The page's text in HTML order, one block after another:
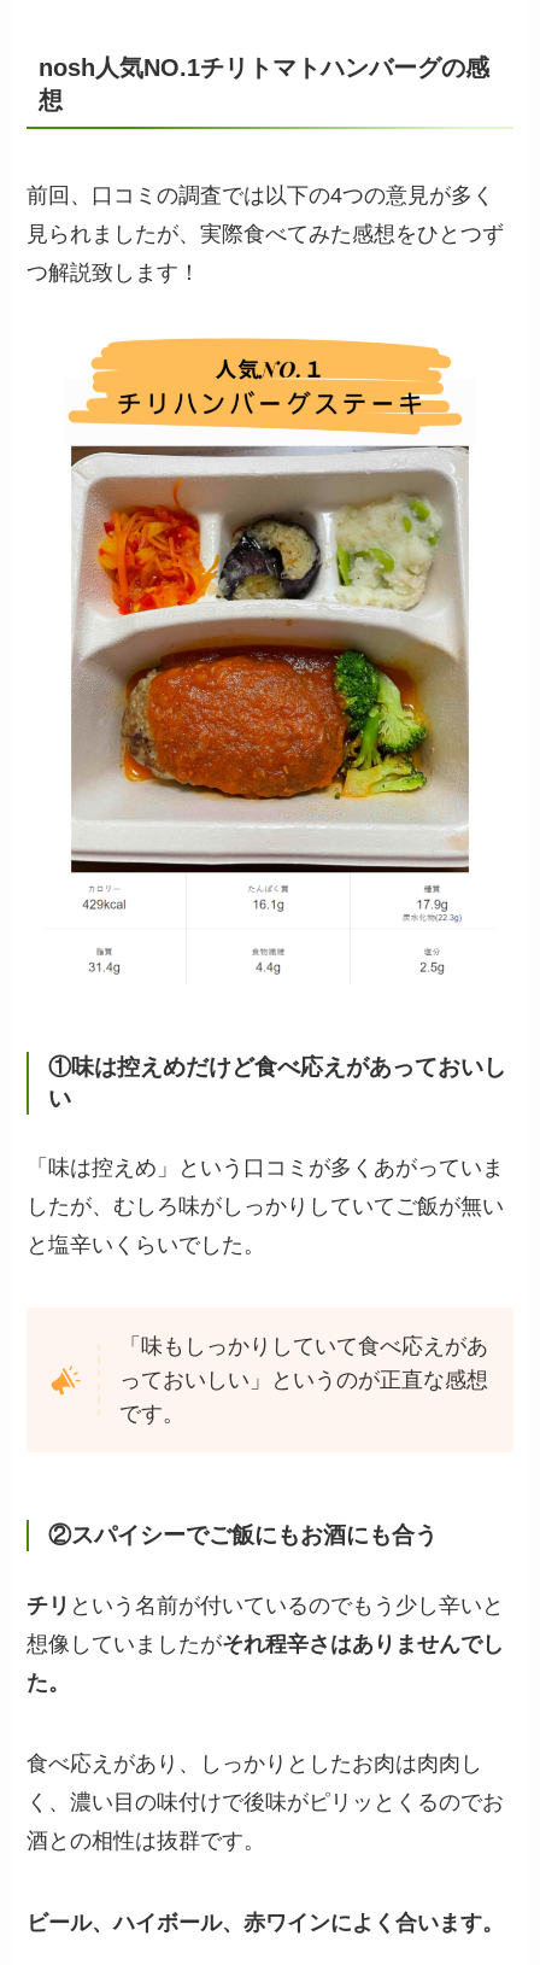
nosh人気NO.1チリトマトハンバーグの感
想
前回、口コミの調査では以下の4つの意見が多く
見られましたが、実際食べてみた感想をひとつず
つ解説致します！
①味は控えめだけど食べ応えがあっておいし
い
「味は控えめ」という口コミが多くあがっていま
したが、むしろ味がしっかりしていてご飯が無い
と塩辛いくらいでした。
「味もしっかりしていて食べ応えがあ
っておいしい」というのが正直な感想
です。
②スパイシーでご飯にもお酒にも合う
チリ という名前が付いているのでもう少し辛いと
想像していましたがそれ程辛さはありませんでし
た。
食べ応えがあり、しっかりとしたお肉は肉肉し
く、濃い目の味付けで後味がピリッとくるのでお
酒との相性は抜群です。
ビール、ハイボール、赤ワインによく合います。